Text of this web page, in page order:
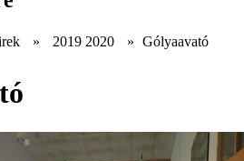
» 2019 2020 » Gólyaavató